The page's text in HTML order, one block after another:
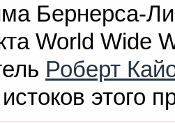
Бернерса-
World Wide
Роберт
этого